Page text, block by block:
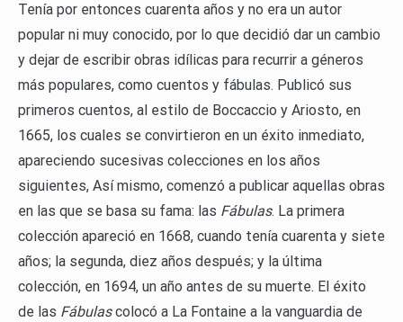
Tenía por entonces cuarenta años y no era un autor
popular ni muy conocido, por lo que decidió dar un cambio
y dejar de escribir obras idílicas para recurrir a géneros
más populares, como cuentos y fábulas. Publicó sus
primeros cuentos, al estilo de Boccaccio y Ariosto, en
1665, los cuales se convirtieron en un éxito inmediato,
apareciendo sucesivas colecciones en los años
siguientes, Así mismo, comenzó a publicar aquellas obras
en las que se basa su fama: las Fábulas. La primera
colección apareció en 1668, cuando tenía cuarenta y siete
años; la segunda, diez años después; y la última
colección, en 1694, un año antes de su muerte. El éxito
de las Fábulascolocó a La Fontaine a la vanguardia de